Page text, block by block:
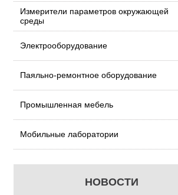
Измерители параметров окружающей
среды
Электрооборудование
Паяльно-ремонтное оборудование
Промышленная мебель
Мобильные лаборатории
НОВОСТИ